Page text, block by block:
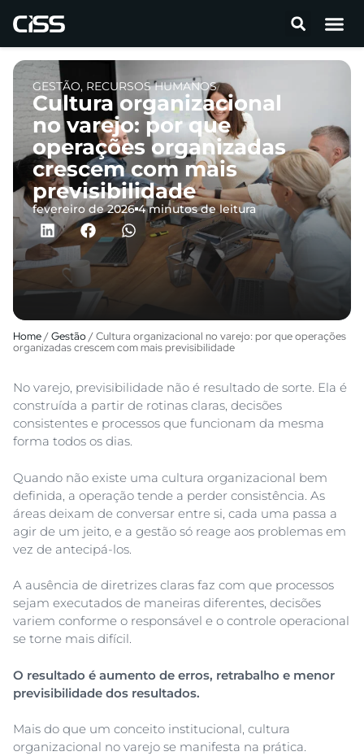
GESTÃO, RECURSOS HUMANOS
Cultura organizacional
no varejo: por que
operações organizadas
crescem com mais
previsibilidade
fevereiro de 2026 4 minutos de leitura
Home/Gestão/Cultura organizacional no varejo: por que operações
organizadas crescem com mais previsibilidade
No varejo, previsibilidade não é resultado de sorte. Ela é
construída a partir de rotinas claras, decisões
consistentes e processos que funcionam da mesma
forma todos os dias.
Quando não existe uma cultura organizacional bem
definida, a operação tende a perder consistência. As
áreas deixam de conversar entre si, cada uma passa a
agir de um jeito, e a gestão só reage aos problemas em
vez de antecipá-los.
A ausência de diretrizes claras faz com que processos
sejam executados de maneiras diferentes, decisões
variem conforme o responsável e o controle operacional
se torne mais difícil.
O resultado é aumento de erros, retrabalho e menor
previsibilidade dos resultados.
Mais do que um conceito institucional, cultura
organizacional no varejo se manifesta na prática.